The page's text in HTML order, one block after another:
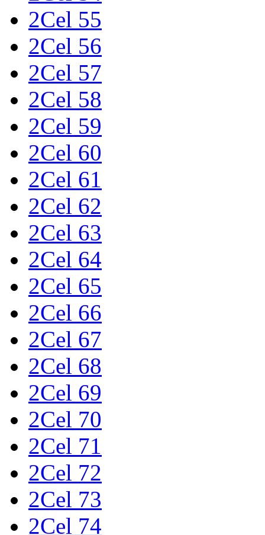
2Cel 55
2Cel 56
2Cel 57
2Cel 58
2Cel 59
2Cel 60
2Cel 61
2Cel 62
2Cel 63
2Cel 64
2Cel 65
2Cel 66
2Cel 67
2Cel 68
2Cel 69
2Cel 70
2Cel 71
2Cel 72
2Cel 73
2Cel 74